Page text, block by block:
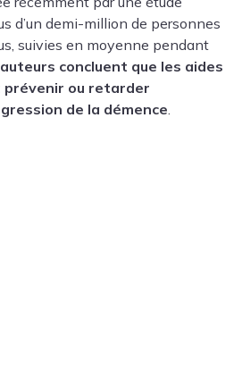
d’un demi-million de personnes
suivies en moyenne pendant
concluent que les aides
ou retarder
de la démence